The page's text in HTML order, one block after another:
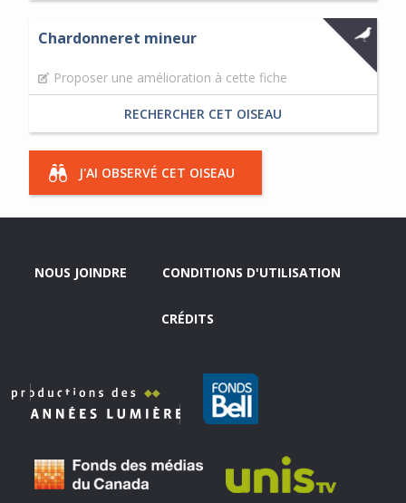
Chardonneret mineur
Proposer une amélioration à cette fiche
RECHERCHER CET OISEAU
J'AI OBSERVÉ CET OISEAU
NOUS JOINDRE CONDITIONS D'UTILISATION
CRÉDITS